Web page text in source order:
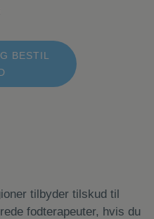
BESTIL
tilbyder tilskud til
fodterapeuter, hvis du